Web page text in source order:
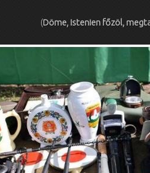
(Döme, Istenien főzöl,